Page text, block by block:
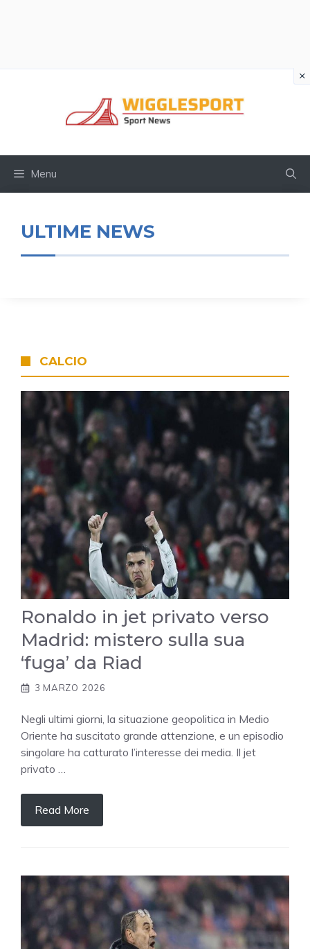
Menu
ULTIME NEWS
CALCIO
Ronaldo in jet privato verso
Madrid: mistero sulla sua
‘fuga’ da Riad
3 MARZO 2026
Negli ultimi giorni, la situazione geopolitica in Medio
Oriente ha suscitato grande attenzione, e un episodio
singolare ha catturato l’interesse dei media. Il jet
privato …
Read More
×